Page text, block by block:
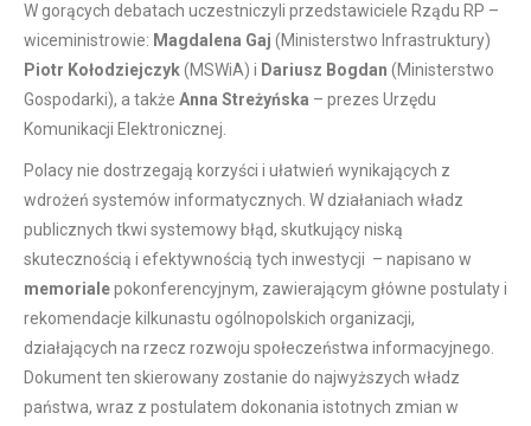
W gorących debatach uczestniczyli przedstawiciele Rządu RP –
wiceministrowie: Magdalena Gaj (Ministerstwo Infrastruktury)
Piotr Kołodziejczyk(MSWiA) i Dariusz Bogdan (Ministerstwo
Gospodarki), a także Anna Streżyńska – prezes Urzędu
Komunikacji Elektronicznej.
Polacy nie dostrzegają korzyści i ułatwień wynikających z
wdrożeń systemów informatycznych. W działaniach władz
publicznych tkwi systemowy błąd, skutkujący niską
skutecznością i efektywnością tych inwestycji – napisano w
memorialepokonferencyjnym, zawierającym główne postulaty i
rekomendacje kilkunastu ogólnopolskich organizacji,
działających na rzecz rozwoju społeczeństwa informacyjnego.
Dokument ten skierowany zostanie do najwyższych władz
państwa, wraz z postulatem dokonania istotnych zmian w